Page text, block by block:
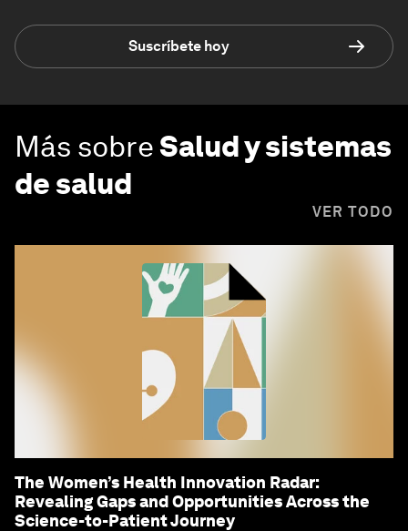
Suscríbete hoy
Más sobreSalud y sistemas
de salud
VER TODO
The Women’s Health Innovation Radar:
Revealing Gaps and Opportunities Across the
Science-to-Patient Journey